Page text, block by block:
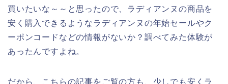
買いたいな～～と思ったので、ラディアンヌの商品を
安く購入できるようなラディアンヌの年始セールやク
ーポンコードなどの情報がないか？調べてみた体験が
あったんですよね。
だから、こちらの記事をご覧の方も、少しでも安くラ